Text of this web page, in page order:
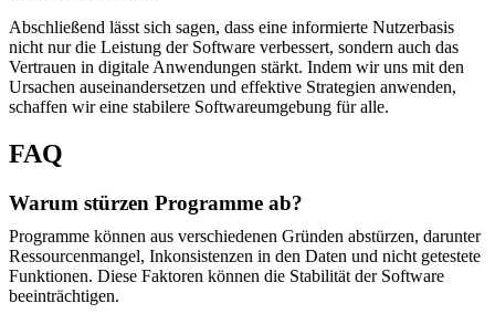
Abschließend lässt sich sagen, dass eine informierte Nutzerbasis
nicht nur die Leistung der Software verbessert, sondern auch das
Vertrauen in digitale Anwendungen stärkt. Indem wir uns mit den
Ursachen auseinandersetzen und effektive Strategien anwenden,
schaffen wir eine stabilere Softwareumgebung für alle.
FAQ
Warum stürzen Programme ab?
Programme können aus verschiedenen Gründen abstürzen, darunter
Ressourcenmangel, Inkonsistenzen in den Daten und nicht getestete
Funktionen. Diese Faktoren können die Stabilität der Software
beeinträchtigen.